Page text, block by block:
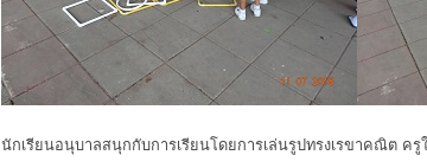
นักเรียนอนุบาลสนุกกับการเรียนโดยการเล่นรูปทรงเรขาคณิต ค